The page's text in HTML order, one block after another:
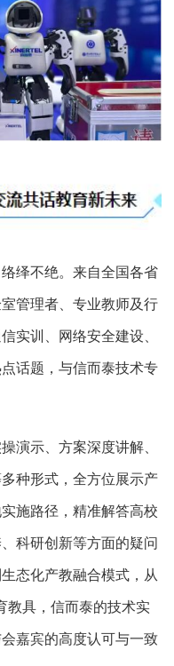
绎不绝。来自全国各省
管理者、专业教师及行
实训、网络安全建设、
话题，与信而泰技术专
演示、方案深度讲解、
种形式，全方位展示产
施路径，精准解答高校
科研创新等方面的疑问
态化产教融合模式，从
教具，信而泰的技术实
嘉宾的高度认可与一致